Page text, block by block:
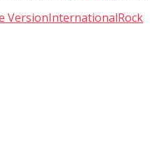
VersionInternationalRock